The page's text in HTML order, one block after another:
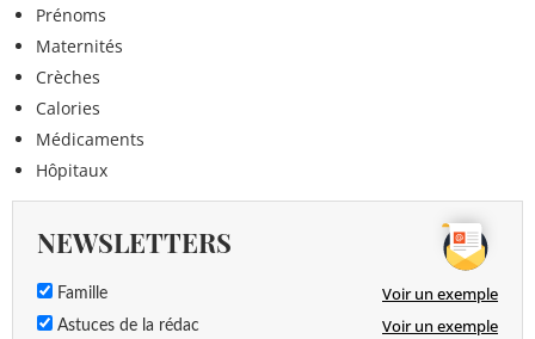
Prénoms
Maternités
Crèches
Calories
Médicaments
Hôpitaux
NEWSLETTERS
Famille Voir un exemple
Astuces de la rédac Voir un exemple